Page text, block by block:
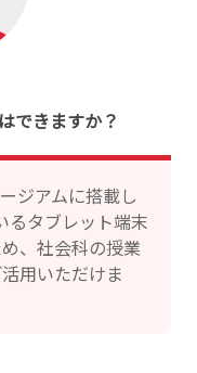
できますか？
ジアムに搭載し
るタブレット端末
、社会科の授業
用いただけま